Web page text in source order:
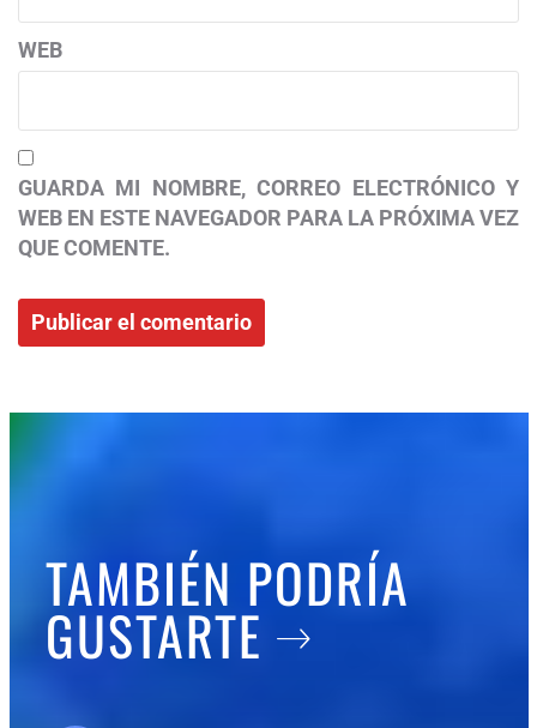
WEB
GUARDA MI NOMBRE, CORREO ELECTRÓNICO Y
WEB EN ESTE NAVEGADOR PARA LA PRÓXIMA VEZ
QUE COMENTE.
TAMBIÉN PODRÍA
GUSTARTE